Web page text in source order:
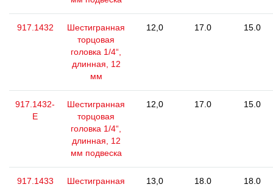
917.1432
Шестигранная
торцовая
головка 1/4“,
длинная, 12
мм
12,0 17.0 15.0
917.1432-
E
Шестигранная
торцовая
головка 1/4“,
длинная, 12
мм подвеска
12,0 17.0 15.0
917.1433
Шестигранная
13,0 18.0 18.0